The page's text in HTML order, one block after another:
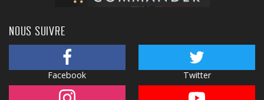
NOUS SUIVRE
Facebook Twitter